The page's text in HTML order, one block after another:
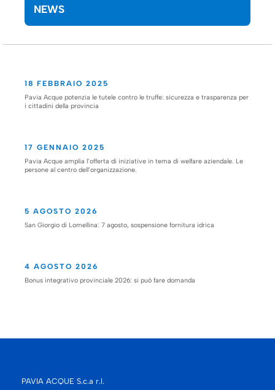
NEWS
18 FEBBRAIO 2025
Pavia Acque potenzia le tutele contro le truffe: sicurezza e trasparenza per
i cittadini della provincia
17 GENNAIO 2025
Pavia Acque amplia l’offerta di iniziative in tema di welfare aziendale. Le
persone al centro dell’organizzazione.
5 AGOSTO 2026
San Giorgio di Lomellina: 7 agosto, sospensione fornitura idrica
4 AGOSTO 2026
Bonus integrativo provinciale 2026: si può fare domanda
PAVIA ACQUE S.c.a r.l.